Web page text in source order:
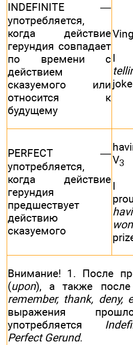
INDEFINITE —
употребляется,
когда действие
герундия совпадает
по времени с
действием
сказуемого или
относится к
будущему
Ving
I
PERFECT —
употребляется,
когда действие
герундия
предшествует
действию
сказуемого
V3
I
won
Внимание! 1. После
(upon), а также после
remember, thank, deny,
выражения
употребляется
Perfect Gerund.